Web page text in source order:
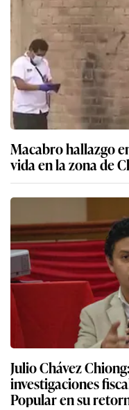
Macabro hallazgo
vida en la zona de
Julio Chávez
investigaciones
Popular en su